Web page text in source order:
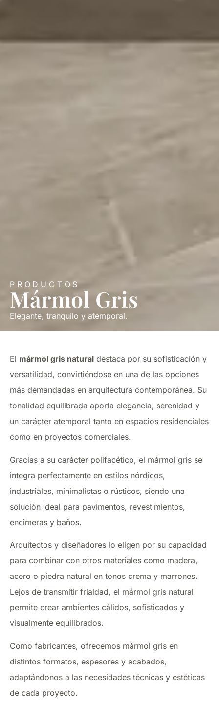
PRODUCTOS
Mármol Gris
Elegante, tranquilo y atemporal.
El mármol gris natural destaca por su sofisticación y
versatilidad, convirtiéndose en una de las opciones
más demandadas en arquitectura contemporánea. Su
tonalidad equilibrada aporta elegancia, serenidad y
un carácter atemporal tanto en espacios residenciales
como en proyectos comerciales.
Gracias a su carácter polifacético, el mármol gris se
integra perfectamente en estilos nórdicos,
industriales, minimalistas o rústicos, siendo una
solución ideal para pavimentos, revestimientos,
encimeras y baños.
Arquitectos y diseñadores lo eligen por su capacidad
para combinar con otros materiales como madera,
acero o piedra natural en tonos crema y marrones.
Lejos de transmitir frialdad, el mármol gris natural
permite crear ambientes cálidos, sofisticados y
visualmente equilibrados.
Como fabricantes, ofrecemos mármol gris en
distintos formatos, espesores y acabados,
adaptándonos a las necesidades técnicas y estéticas
de cada proyecto.